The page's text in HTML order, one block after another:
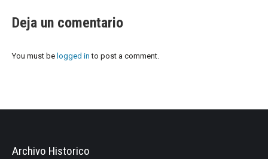
Deja un comentario
You must be logged in to post a comment.
Archivo Historico